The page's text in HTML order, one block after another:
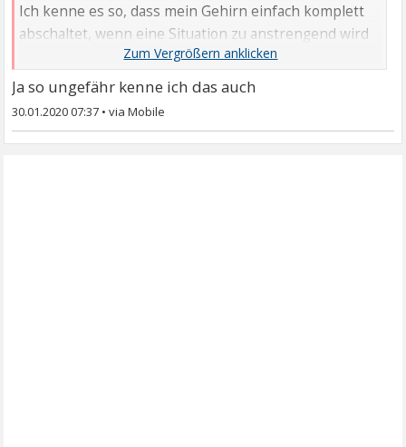
Ich kenne es so, dass mein Gehirn einfach komplett
abschaltet, wenn eine Situation zu anstrengend wird
und/oder ich unter großem Stress stehe. Entweder
hab ich dann einen kompletten Blackout, kann
Tätigkeiten nicht mehr, die ich sonst mit links mache.
kann mich demzufolge nachher auch nicht dran
Ja so ungefähr kenne ich das auch
30.01.2020 07:37 •